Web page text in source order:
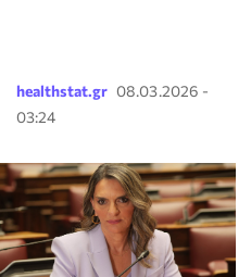
healthstat.gr 08.03.2026 -
03:24